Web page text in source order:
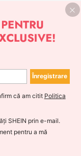
Înregistrare
că am citit Politica
SHEIN prin e-mail.
pentru a mă